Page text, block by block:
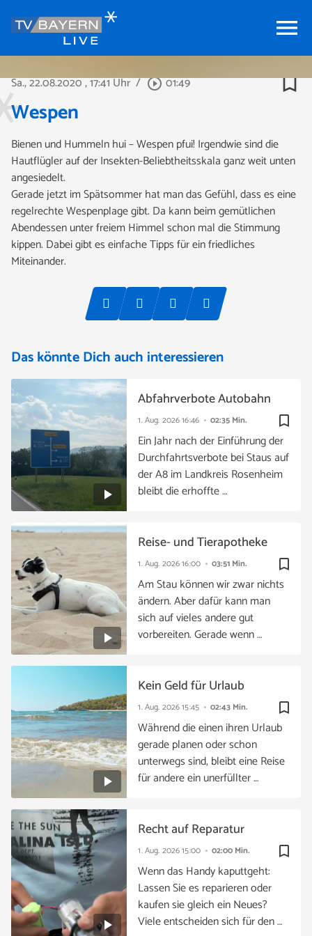
menu
Sa., 22.08.2020, 17:41 Uhr / play_circle_outline01:49 bookmark_border
Wespen
Bienen und Hummeln hui – Wespen pfui! Irgendwie sind die
Hautflügler auf der Insekten-Beliebtheitsskala ganz weit unten
angesiedelt.
Gerade jetzt im Spätsommer hat man das Gefühl, dass es eine
regelrechte Wespenplage gibt. Da kann beim gemütlichen
Abendessen unter freiem Himmel schon mal die Stimmung
kippen. Dabei gibt es einfache Tipps für ein friedliches
Miteinander.
Das könnte Dich auch interessieren
bookmark_border
1. Aug. 202616:46 02:35 Min.
Abfahrverbote Autobahn
Ein Jahr nach der Einführung der
Durchfahrtsverbote bei Staus auf
der A8 im Landkreis Rosenheim
bleibt die erhoffte …
bookmark_border
1. Aug. 202616:00 03:51 Min.
Reise- und Tierapotheke
Am Stau können wir zwar nichts
ändern. Aber dafür kann man
sich auf vieles andere gut
vorbereiten. Gerade wenn …
bookmark_border
1. Aug. 202615:45 02:43 Min.
Kein Geld für Urlaub
Während die einen ihren Urlaub
gerade planen oder schon
unterwegs sind, bleibt eine Reise
für andere ein unerfüllter …
bookmark_border
1. Aug. 202615:00 02:00 Min.
Recht auf Reparatur
Wenn das Handy kaputtgeht:
Lassen Sie es reparieren oder
kaufen sie gleich ein Neues?
Viele entscheiden sich für den …